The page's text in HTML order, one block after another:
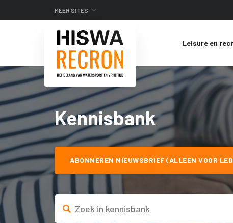
MEER SITES
Leisure en
Kennisbank
ABONNEREN NIEUWSBRIEF (ALLEEN VOOR